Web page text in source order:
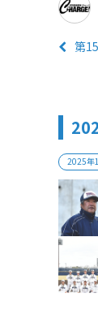
第
2025年